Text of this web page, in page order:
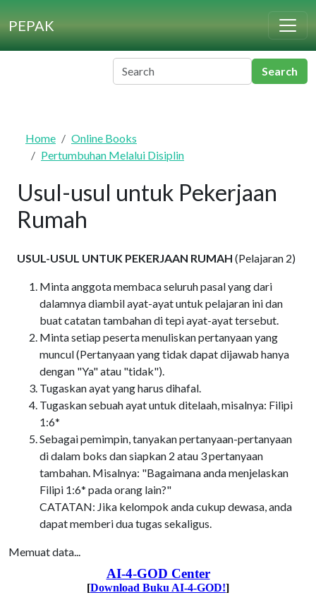
PEPAK
Home
Online Books
Pertumbuhan Melalui Disiplin
Usul-usul untuk Pekerjaan
Rumah
USUL-USUL UNTUK PEKERJAAN RUMAH (Pelajaran 2)
Minta anggota membaca seluruh pasal yang dari
dalamnya diambil ayat-ayat untuk pelajaran ini dan
buat catatan tambahan di tepi ayat-ayat tersebut.
Minta setiap peserta menuliskan pertanyaan yang
muncul (Pertanyaan yang tidak dapat dijawab hanya
dengan "Ya" atau "tidak").
Tugaskan ayat yang harus dihafal.
Tugaskan sebuah ayat untuk ditelaah, misalnya: Filipi
1:6*
Sebagai pemimpin, tanyakan pertanyaan-pertanyaan
di dalam boks dan siapkan 2 atau 3 pertanyaan
tambahan. Misalnya: "Bagaimana anda menjelaskan
Filipi 1:6* pada orang lain?"
CATATAN: Jika kelompok anda cukup dewasa, anda
dapat memberi dua tugas sekaligus.
Memuat data...